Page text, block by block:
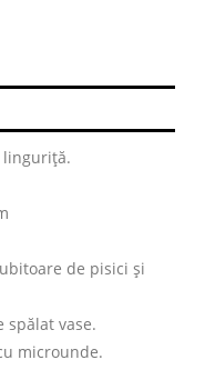
linguriță.
de pisici și
spălat vase.
microunde.